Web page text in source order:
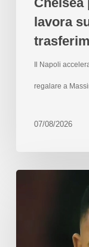
lavora
Il Napoli
regalare a
07/08/2026